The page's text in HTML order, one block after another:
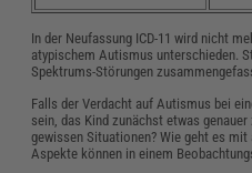
In der Neufassung ICD-11 wird nicht
atypischem Autismus unterschieden.
Spektrums-Störungen
Falls der Verdacht auf Autismus bei
sein, das Kind zunächst etwas
gewissen Situationen? Wie geht es
Aspekte können in einem